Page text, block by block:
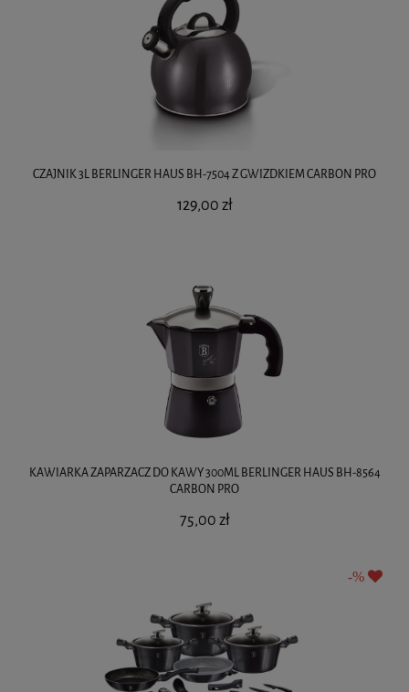
CZAJNIK 3L BERLINGER HAUS BH-7504 Z GWIZDKIEM CARBON PRO
129,00 zł
KAWIARKA ZAPARZACZ DO KAWY 300ML BERLINGER HAUS BH-8564
CARBON PRO
75,00 zł